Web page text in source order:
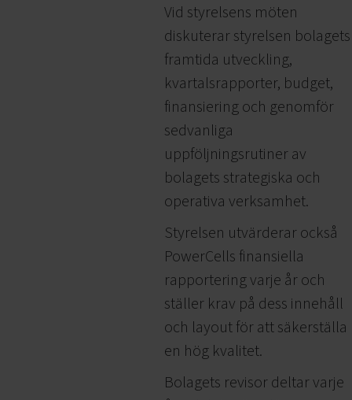
Vid styrelsens möten
diskuterar styrelsen bolagets
framtida utveckling,
kvartalsrapporter, budget,
finansiering och genomför
sedvanliga
uppföljningsrutiner av
bolagets strategiska och
operativa verksamhet.
Styrelsen utvärderar också
PowerCells finansiella
rapportering varje år och
ställer krav på dess innehåll
och layout för att säkerställa
en hög kvalitet.
Bolagets revisor deltar varje